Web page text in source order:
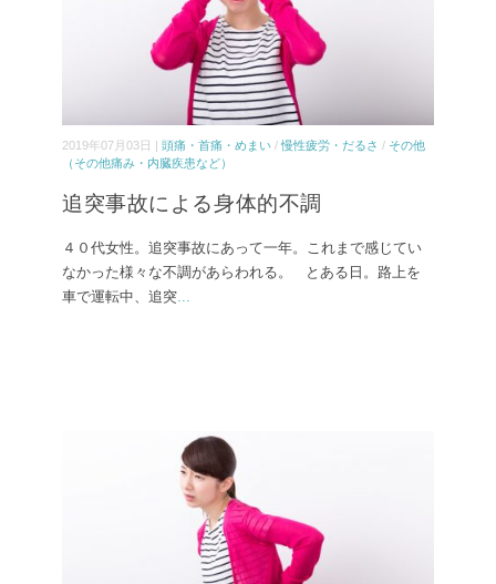
2019年07月03日 | 頭痛・首痛・めまい /慢性疲労・だるさ / その他
（その他痛み・内臓疾患など）
追突事故による身体的不調
４０代女性。追突事故にあって一年。これまで感じてい
なかった様々な不調があらわれる。 とある日。路上を
車で運転中、追突...